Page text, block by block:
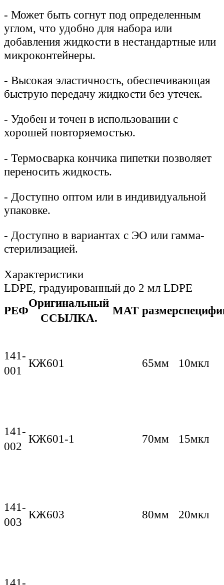
- Может быть согнут под определенным
углом, что удобно для набора или
добавления жидкости в нестандартные или
микроконтейнеры.
- Высокая эластичность, обеспечивающая
быструю передачу жидкости без утечек.
- Удобен и точен в использовании с
хорошей повторяемостью.
- Термосварка кончика пипетки позволяет
переносить жидкость.
- Доступно оптом или в индивидуальной
упаковке.
- Доступно в вариантах с ЭО или гамма-
стерилизацией.
Характеристики
LDPE, градуированный до 2 мл LDPE
РЕФ
Оригинальный
ССЫЛКА.
МАТ размер
141-
001
КЖ601 65мм 10мкл
141-
002
КЖ601-1 70мм 15мкл
141-
003
КЖ603 80мм 20мкл